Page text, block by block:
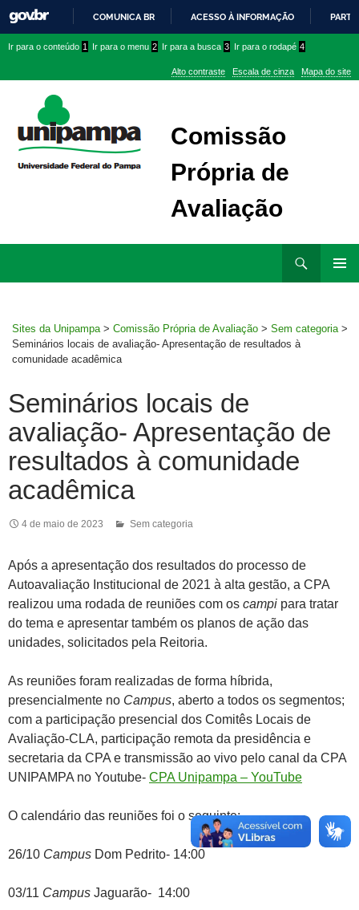
PARA
CONTEÚDO
COMUNICA BR ACESSO À INFORMAÇÃO
conteúdo
menu
superior
menu
Ir para o conteúdo 1 Ir para o menu 2 Ir para a busca 3 Ir para o rodapé 4
Alto contraste Escala de cinza Mapa do site
Comissão
Própria de
Avaliação
Sites da Unipampa > Comissão Própria de Avaliação > Sem categoria >
Seminários locais de avaliação- Apresentação de resultados à
comunidade acadêmica
Seminários locais de
avaliação- Apresentação de
resultados à comunidade
acadêmica
4 de maio de 2023 Sem categoria
Após a apresentação dos resultados do processo de
Autoavaliação Institucional de 2021 à alta gestão, a CPA
realizou uma rodada de reuniões com os campi para tratar
do tema e apresentar também os planos de ação das
unidades, solicitados pela Reitoria.
As reuniões foram realizadas de forma híbrida,
presencialmente no Campus, aberto a todos os segmentos;
com a participação presencial dos Comitês Locais de
Avaliação-CLA, participação remota da presidência e
secretaria da CPA e transmissão ao vivo pelo canal da CPA
UNIPAMPA no Youtube- CPA Unipampa – YouTube
O calendário das reuniões foi o seguinte:
26/10 Campus Dom Pedrito- 14:00
03/11 Campus Jaguarão- 14:00